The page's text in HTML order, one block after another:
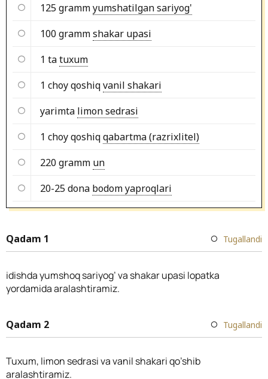
125 grammyumshatilgan sariyog'
100 grammshakar upasi
1 tatuxum
1 choy qoshiqvanil shakari
yarimta limon sedrasi
1 choy qoshiqqabartma (razrixlitel)
220 gramm un
20-25 dona bodom yaproqlari
Qadam 1 Tugallandi
idishda yumshoq sariyog’ va shakar upasi lopatka
yordamida aralashtiramiz.
Qadam 2 Tugallandi
Tuxum, limon sedrasi va vanil shakari qo’shib
aralashtiramiz.